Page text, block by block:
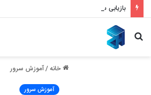
جستجو
خانه/آموزش سرور
آموزش سرور